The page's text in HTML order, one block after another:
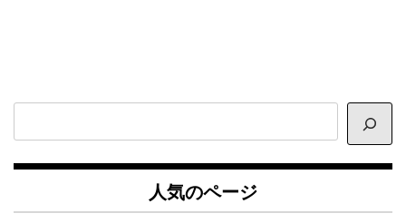
サ
内
索
人気のページ